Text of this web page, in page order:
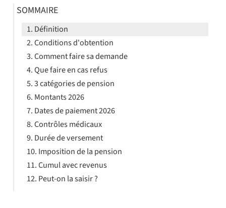
SOMMAIRE
Définition
Conditions d'obtention
Comment faire sa demande
Que faire en cas refus
3 catégories de pension
Montants 2026
Dates de paiement 2026
Contrôles médicaux
Durée de versement
Imposition de la pension
Cumul avec revenus
Peut-on la saisir ?